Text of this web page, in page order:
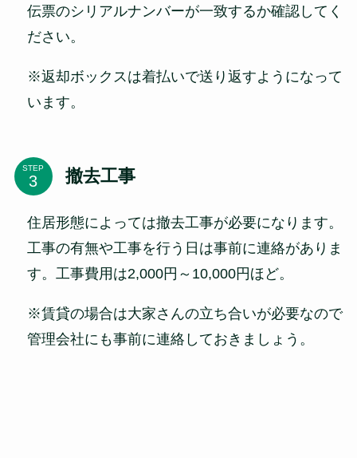
伝票のシリアルナンバーが一致するか確認してく
ださい。
※返却ボックスは着払いで送り返すようになって
います。
STEP 撤去工事
住居形態によっては撤去工事が必要になります。
工事の有無や工事を行う日は事前に連絡がありま
す。工事費用は2,000円～10,000円ほど。
※賃貸の場合は大家さんの立ち合いが必要なので
管理会社にも事前に連絡しておきましょう。